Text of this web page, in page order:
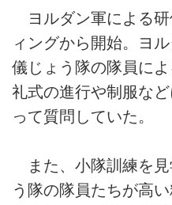
ヨルダン軍による研
ィングから開始。ヨ
儀じょう隊の隊員によ
礼式の進行や制服な
って質問していた。
また、小隊訓練を見
う隊の隊員たちが高